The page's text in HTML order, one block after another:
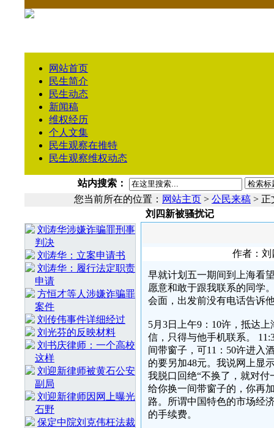
网站首页
民生简介
民生动态
新闻稿
维权经历
个人文集
民生观察在推特
民生观察维权动态
站内搜索：
您当前所在的位置： 网站主页 > 公民来稿 > 正
刘涛华涉嫌诈骗罪刑事
判决
刘涛华：立案申请书
刘涛华：履行法定职责
申请
方恒才等人涉嫌诈骗罪
案件
刘传伟事件详细经过
刘光芬的反映材料
刘书庆律师：一个高校
这样
刘迎新律师被黄石公安
副局
刘迎新律师因网上曝光
石野
保定中院刘克伟枉法裁
刘四新被骚扰记
作者：刘
早就计划五一期间到上海看
愿意和敢于跟我联系的同学
会面，出发前没有电话告诉
5月3日上午9：10许，抵达
信，只得与他手机联系。
间带窗子，可11：50许进入
的要另加48元。我说网上显
我脱口回绝“不换了，就对
给你换一间带窗子的，你再
路。所谓中国特色的市场经
的手续费。